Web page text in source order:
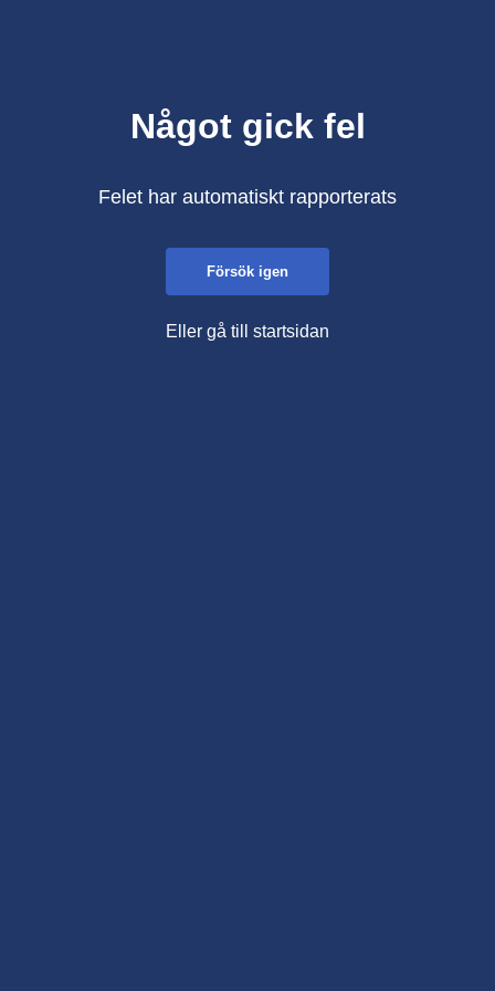
Något gick fel
Felet har automatiskt rapporterats
Försök igen
Eller gå till startsidan